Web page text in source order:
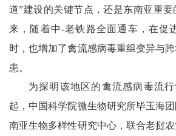
道”建设的关键节点，还是东南亚重
来，随着中-老铁路全面通车，在促
时，也增加了禽流感病毒重组变异与
患。
为探明该地区的禽流感病毒流行
起，中国科学院微生物研究所毕玉海
南亚生物多样性研究中心，联合老挝